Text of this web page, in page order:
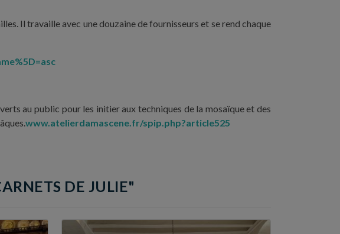
Il travaille avec une douzaine de fournisseurs et se rend chaque
au public pour les initier aux techniques de la mosaïque et des
www.atelierdamascene.fr/spip.php?article525
DE JULIE"